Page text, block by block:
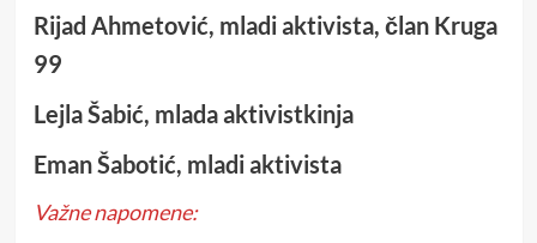
Rijad Ahmetović, mladi aktivista, član Kruga
99
Lejla Šabić, mlada aktivistkinja
Eman Šabotić, mladi aktivista
Važne napomene: